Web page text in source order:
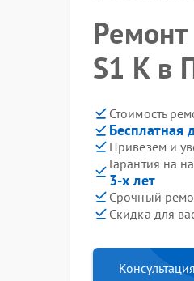
S1 K в
Стоимость
Бесплатная
Привезем и
Гарантия на
3-х лет
Срочный
Скидка для